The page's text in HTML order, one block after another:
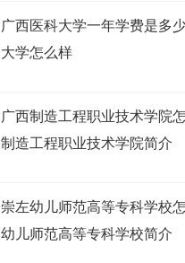
广西医科大学一年学费是多
大学怎么样
广西制造工程职业技术学院
制造工程职业技术学院简介
崇左幼儿师范高等专科学校
幼儿师范高等专科学校简介